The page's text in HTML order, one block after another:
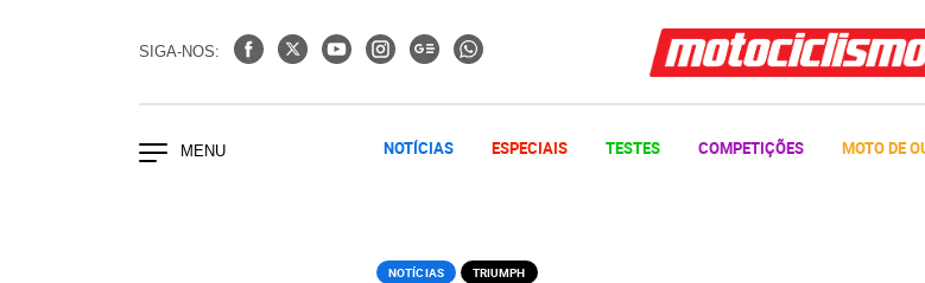
SIGA-NOS:
NOTÍCIAS ESPECIAIS TESTES COMPETIÇÕES MOTO DE
NOTÍCIAS TRIUMPH